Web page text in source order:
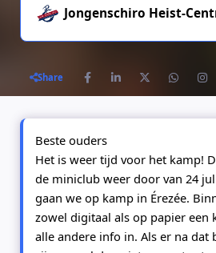
Jongenschiro Heist-
Share
Beste ouders
Het is weer tijd voor het kamp!
de miniclub weer door van 24
gaan we op kamp in Érezée.
zowel digitaal als op papier een
alle andere info in. Als er na dat